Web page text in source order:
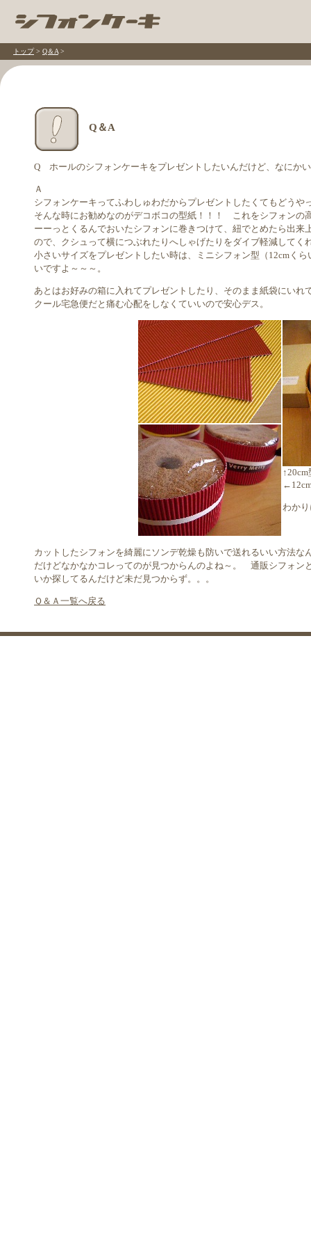
トップ> Q＆A >
Q＆A
Q ホールのシフォンケーキをプレゼントしたいんだけど、なにか
Ａ
シフォンケーキってふわしゅわだからプレゼントしたくてもどうや
そんな時にお勧めなのがデコボコの型紙！！！ これをシフォン
ーーっとくるんでおいたシフォンに巻きつけて、紐でとめたら
ので、クシュって横につぶれたりへしゃげたりをダイブ軽減してく
小さいサイズをプレゼントしたい時は、ミニシフォン型（12cmく
いですよ～～～。
あとはお好みの箱に入れてプレゼントしたり、そのまま紙袋にい
クール宅急便だと痛む心配をしなくていいので安心デス。
わか
カットしたシフォンを綺麗にソンデ乾燥も防いで送れるいい方法
だけどなかなかコレってのが見つからんのよね～。 通販シフォン
いか探してるんだけど未だ見つからず。。。
Ｑ＆Ａ一覧へ戻る